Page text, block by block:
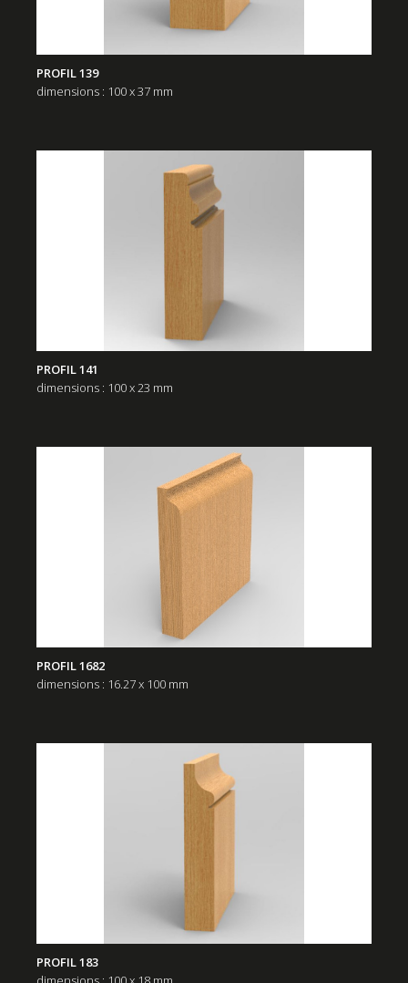
PROFIL 139
dimensions : 100 x 37 mm
PROFIL 141
dimensions : 100 x 23 mm
PROFIL 1682
dimensions : 16.27 x 100 mm
PROFIL 183